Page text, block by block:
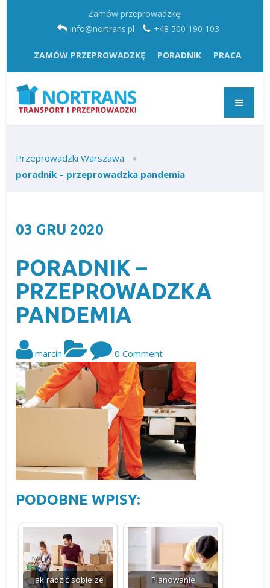
Zamów przeprowadzkę!
info@nortrans.pl
+48 500 190 103
ZAMÓW PRZEPROWADZKĘ PORADNIK PRACA
Przeprowadzki Warszawa
poradnik – przeprowadzka pandemia
03 GRU2020
PORADNIK –
PRZEPROWADZKA
PANDEMIA
marcin 0 Comment
PODOBNE WPISY:
Jak radzić sobie ze
Planowanie